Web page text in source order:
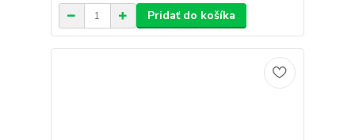
Pridať do košíka